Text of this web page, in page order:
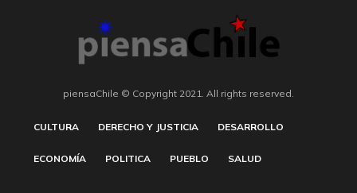
piensaChile © Copyright 2021. All rights reserved.
CULTURA DERECHO Y JUSTICIA DESARROLLO
ECONOMÍA POLITICA PUEBLO SALUD